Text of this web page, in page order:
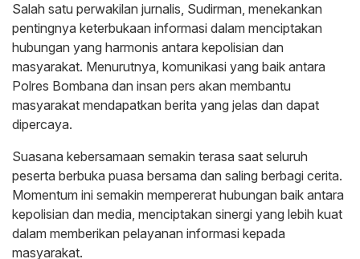
Salah satu perwakilan jurnalis, Sudirman, menekankan
pentingnya keterbukaan informasi dalam menciptakan
hubungan yang harmonis antara kepolisian dan
masyarakat. Menurutnya, komunikasi yang baik antara
Polres Bombana dan insan pers akan membantu
masyarakat mendapatkan berita yang jelas dan dapat
dipercaya.
Suasana kebersamaan semakin terasa saat seluruh
peserta berbuka puasa bersama dan saling berbagi cerita.
Momentum ini semakin mempererat hubungan baik antara
kepolisian dan media, menciptakan sinergi yang lebih kuat
dalam memberikan pelayanan informasi kepada
masyarakat.